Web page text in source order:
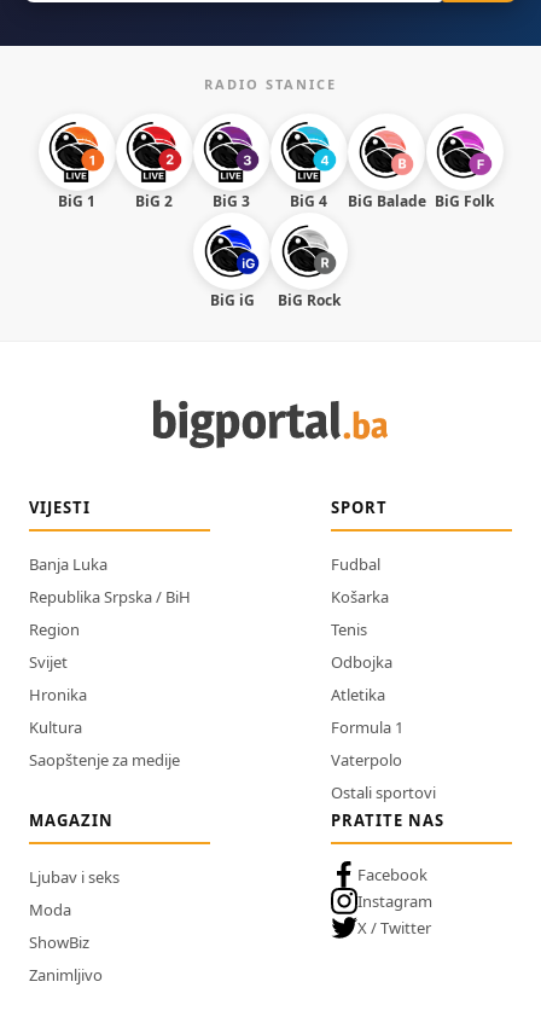
RADIO STANICE
BiG 1 BiG 2 BiG 3 BiG 4 BiG Balade BiG Folk
BiG iG BiG Rock
VIJESTI
Banja Luka
Republika Srpska / BiH
Region
Svijet
Hronika
Kultura
Saopštenje za medije
SPORT
Fudbal
Košarka
Tenis
Odbojka
Atletika
Formula 1
Vaterpolo
Ostali sportovi
MAGAZIN
Ljubav i seks
Moda
ShowBiz
Zanimljivo
PRATITE NAS
Facebook
Instagram
X / Twitter